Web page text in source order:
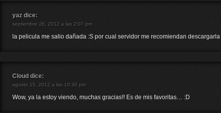
yaz dice:
septiembre 26, 2012 a las 2:07 pm
la pelicula me salio dañada :S por cual servidor me recomiendan descargarla
Cloud dice:
agosto 15, 2012 a las 10:30 pm
Wow, ya la estoy viendo, muchas gracias!! Es de mis favoritas… :D